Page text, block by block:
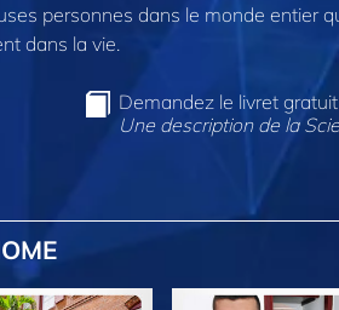
personnes dans le monde entier
dans la vie.
Demandez le livret gratuit
Une description de la